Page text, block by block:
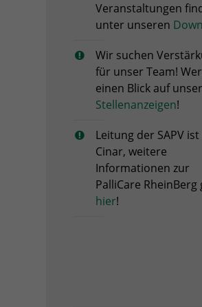
Veranstaltungen
unter unseren
Wir suchen
für unser Team!
einen Blick auf
Stellenanzeigen!
Leitung der SAPV ist
Cinar, weitere
Informationen zur
PalliCare RheinBerg
hier!